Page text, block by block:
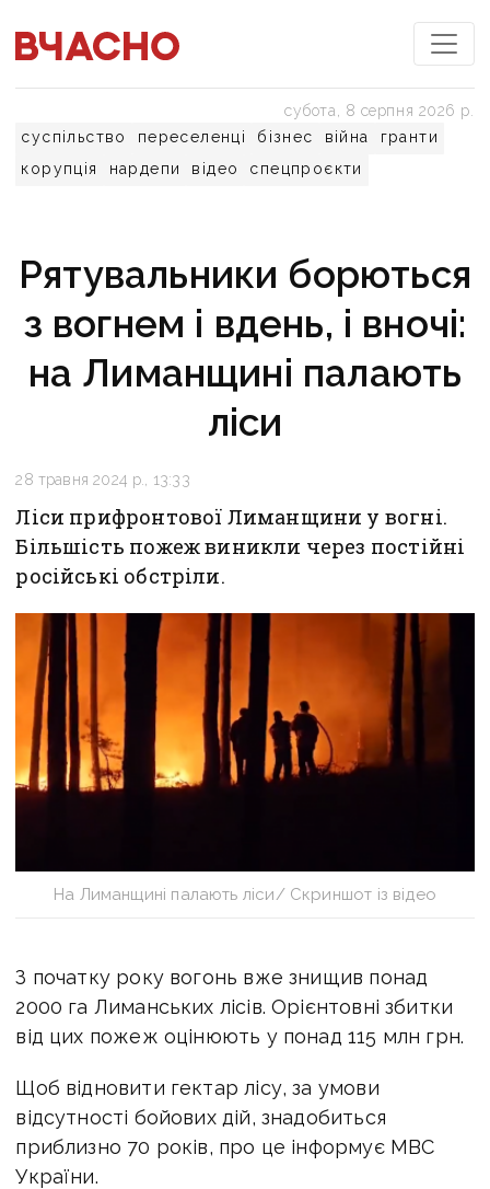
суспільство переселенці бізнес війна
гранти
корупція
нардепи відео спецпроєкти
субота, 8 серпня 2026 р.
Рятувальники борються
з вогнем і вдень, і вночі:
на Лиманщині палають
ліси
28 травня 2024 р., 13:33
Ліси прифронтової Лиманщини у вогні.
Більшість пожеж виникли через постійні
російські обстріли.
На Лиманщині палають ліси/ Скриншот із відео
З початку року вогонь вже знищив понад
2000 га Лиманських лісів. Орієнтовні збитки
від цих пожеж оцінюють у понад 115 млн грн.
Щоб відновити гектар лісу, за умови
відсутності бойових дій, знадобиться
приблизно 70 років, про це інформує МВС
України.